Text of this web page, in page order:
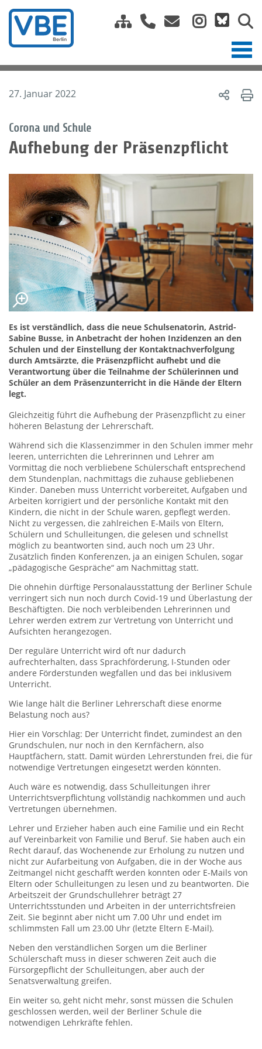
27. Januar 2022
Corona und Schule
Aufhebung der Präsenzpflicht
Es ist verständlich, dass die neue Schulsenatorin, Astrid-
Sabine Busse, in Anbetracht der hohen Inzidenzen an den
Schulen und der Einstellung der Kontaktnachverfolgung
durch Amtsärzte, die Präsenzpflicht aufhebt und die
Verantwortung über die Teilnahme der Schülerinnen und
Schüler an dem Präsenzunterricht in die Hände der Eltern
legt.
Gleichzeitig führt die Aufhebung der Präsenzpflicht zu einer
höheren Belastung der Lehrerschaft.
Während sich die Klassenzimmer in den Schulen immer mehr
leeren, unterrichten die Lehrerinnen und Lehrer am
Vormittag die noch verbliebene Schülerschaft entsprechend
dem Stundenplan, nachmittags die zuhause gebliebenen
Kinder. Daneben muss Unterricht vorbereitet, Aufgaben und
Arbeiten korrigiert und der persönliche Kontakt mit den
Kindern, die nicht in der Schule waren, gepflegt werden.
Nicht zu vergessen, die zahlreichen E-Mails von Eltern,
Schülern und Schulleitungen, die gelesen und schnellst
möglich zu beantworten sind, auch noch um 23 Uhr.
Zusätzlich finden Konferenzen, ja an einigen Schulen, sogar
„pädagogische Gespräche“ am Nachmittag statt.
Die ohnehin dürftige Personalausstattung der Berliner Schule
verringert sich nun noch durch Covid-19 und Überlastung der
Beschäftigten. Die noch verbleibenden Lehrerinnen und
Lehrer werden extrem zur Vertretung von Unterricht und
Aufsichten herangezogen.
Der reguläre Unterricht wird oft nur dadurch
aufrechterhalten, dass Sprachförderung, I-Stunden oder
andere Förderstunden wegfallen und das bei inklusivem
Unterricht.
Wie lange hält die Berliner Lehrerschaft diese enorme
Belastung noch aus?
Hier ein Vorschlag: Der Unterricht findet, zumindest an den
Grundschulen, nur noch in den Kernfächern, also
Hauptfächern, statt. Damit würden Lehrerstunden frei, die für
notwendige Vertretungen eingesetzt werden könnten.
Auch wäre es notwendig, dass Schulleitungen ihrer
Unterrichtsverpflichtung vollständig nachkommen und auch
Vertretungen übernehmen.
Lehrer und Erzieher haben auch eine Familie und ein Recht
auf Vereinbarkeit von Familie und Beruf. Sie haben auch ein
Recht darauf, das Wochenende zur Erholung zu nutzen und
nicht zur Aufarbeitung von Aufgaben, die in der Woche aus
Zeitmangel nicht geschafft werden konnten oder E-Mails von
Eltern oder Schulleitungen zu lesen und zu beantworten. Die
Arbeitszeit der Grundschullehrer beträgt 27
Unterrichtsstunden und Arbeiten in der unterrichtsfreien
Zeit. Sie beginnt aber nicht um 7.00 Uhr und endet im
schlimmsten Fall um 23.00 Uhr (letzte Eltern E-Mail).
Neben den verständlichen Sorgen um die Berliner
Schülerschaft muss in dieser schweren Zeit auch die
Fürsorgepflicht der Schulleitungen, aber auch der
Senatsverwaltung greifen.
Ein weiter so, geht nicht mehr, sonst müssen die Schulen
geschlossen werden, weil der Berliner Schule die
notwendigen Lehrkräfte fehlen.